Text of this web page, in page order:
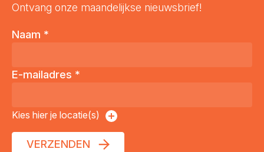
Ontvang onze maandelijkse nieuwsbrief!
Naam *
E-mailadres *
Kies hier je locatie(s)
VERZENDEN